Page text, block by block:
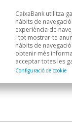
Anàlisi
CaixaBank utilitza
hàbits de
experiència de
i tot mostrar-te
hàbits de
obtenir més
acceptar totes les
Configuració de cookie